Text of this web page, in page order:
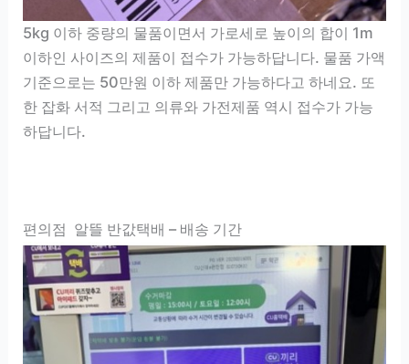
5kg 이하 중량의 물품이면서 가로세로 높이의 합이 1m
이하인 사이즈의 제품이 접수가 가능하답니다. 물품 가액
기준으로는 50만원 이하 제품만 가능하다고 하네요. 또
한 잡화 서적 그리고 의류와 가전제품 역시 접수가 가능
하답니다.
편의점 알뜰 반값택배 – 배송 기간